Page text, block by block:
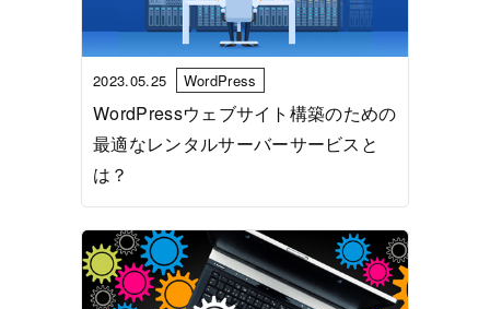
2023.05.25 WordPress
WordPressウェブサイト構築のための
最適なレンタルサーバーサービスと
は？